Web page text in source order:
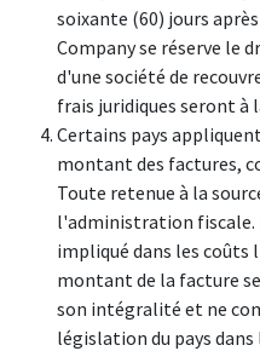
soixante (60) jours
Company se réserve le
d'une société de
frais juridiques seront à
Certains pays
montant des factures,
Toute retenue à la
l'administration fiscale.
impliqué dans les coûts
montant de la facture
son intégralité et ne
législation du pays